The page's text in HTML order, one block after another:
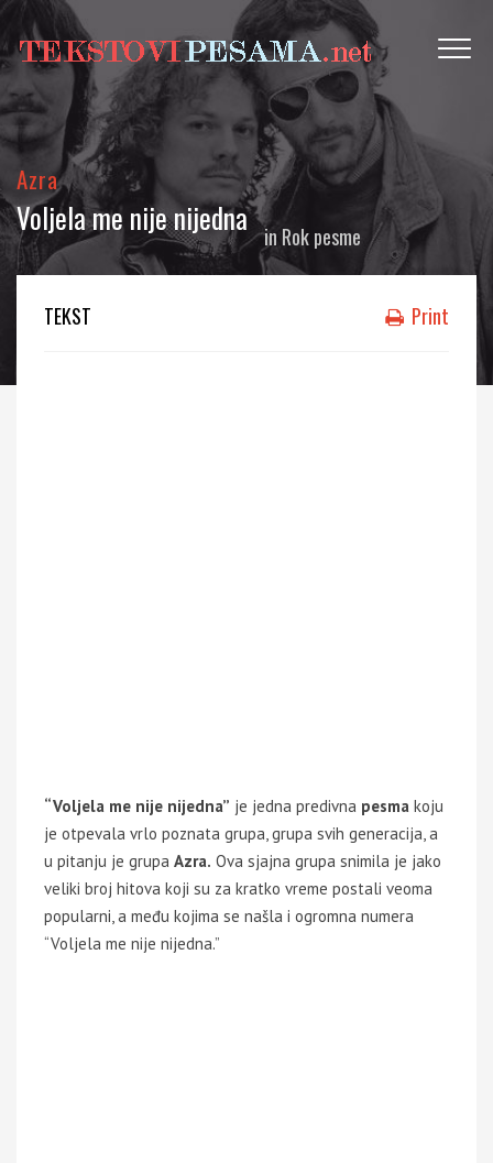
Azra
Voljela me nije nijedna in Rok pesme
TEKST Print
“Voljela me nije nijedna” je jedna predivna pesma koju
je otpevala vrlo poznata grupa, grupa svih generacija, a
u pitanju je grupa Azra. Ova sjajna grupa snimila je jako
veliki broj hitova koji su za kratko vreme postali veoma
popularni, a među kojima se našla i ogromna numera
“Voljela me nije nijedna.”